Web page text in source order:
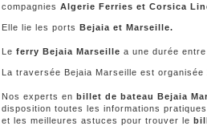
compagnies Algerie Ferries et Corsica
Elle lie les ports Bejaia et Marseille.
Le ferry Bejaia Marseille a une durée entre
La traversée Bejaia Marseille est organisée
Nos experts en billet de bateau Bejaia
disposition toutes les informations
et les meilleures astuces pour trouver le